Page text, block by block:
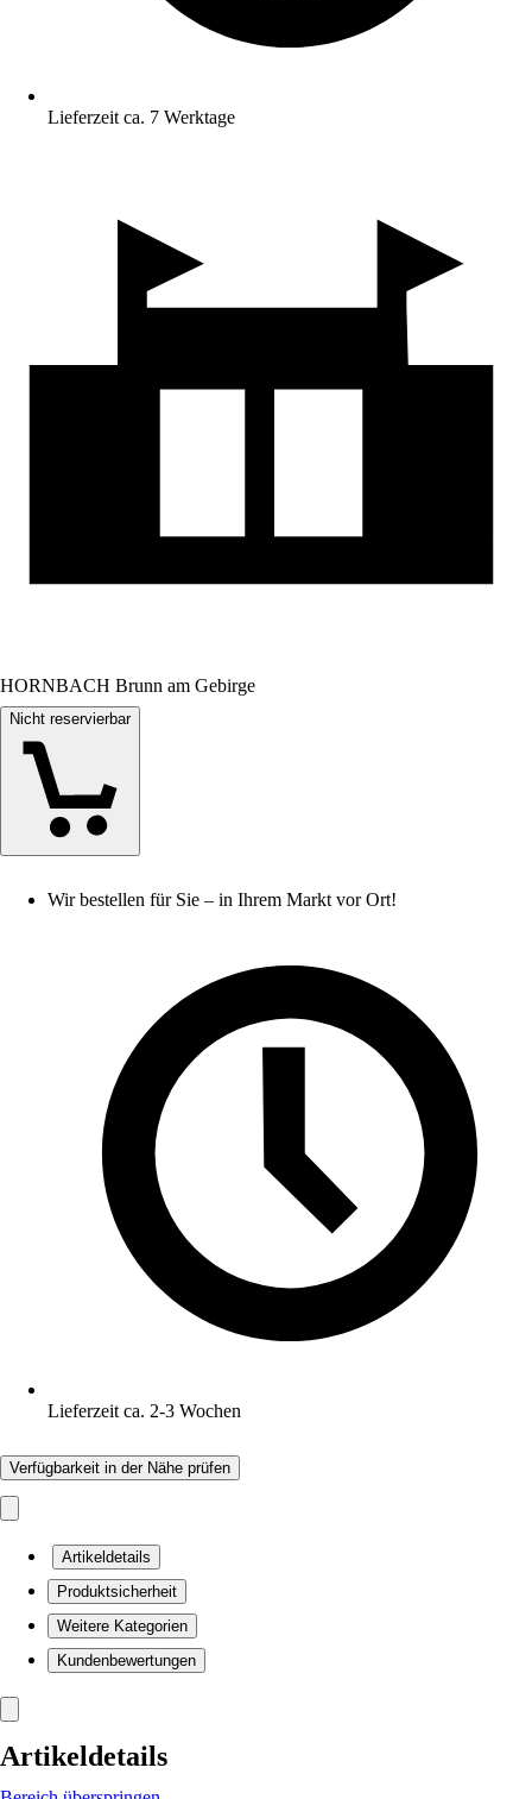
Lieferzeit ca. 7 Werktage
HORNBACH Brunn am Gebirge
Nicht reservierbar
Wir bestellen für Sie – in Ihrem Markt vor Ort!
Lieferzeit ca. 2-3 Wochen
Verfügbarkeit in der Nähe prüfen
Artikeldetails
Produktsicherheit
Weitere Kategorien
Kundenbewertungen
Artikeldetails